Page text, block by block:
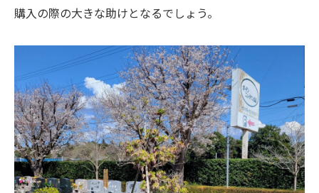
購入の際の大きな助けとなるでしょう。